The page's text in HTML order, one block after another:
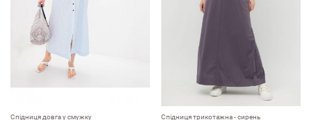
Спiдниця довга у смужку Спідниця трикотажна - сирень